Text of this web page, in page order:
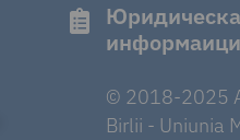
© 2018-2025
Birlii - Uniunia